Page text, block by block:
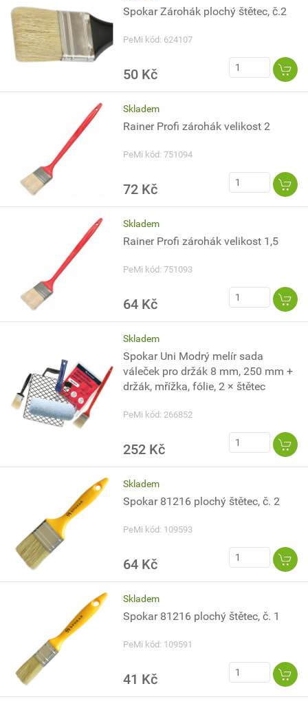
Spokar Zárohák plochý štětec, č.2
PeMi kód: 624107
50 Kč
Skladem
Rainer Profi zárohák velikost 2
PeMi kód: 751094
72 Kč
Skladem
Rainer Profi zárohák velikost 1,5
PeMi kód: 751093
64 Kč
Skladem
Spokar Uni Modrý melír sada
váleček pro držák 8 mm, 250 mm +
držák, mřížka, fólie, 2 × štětec
PeMi kód: 266852
252 Kč
Skladem
Spokar 81216 plochý štětec, č. 2
PeMi kód: 109593
64 Kč
Skladem
Spokar 81216 plochý štětec, č. 1
PeMi kód: 109591
41 Kč